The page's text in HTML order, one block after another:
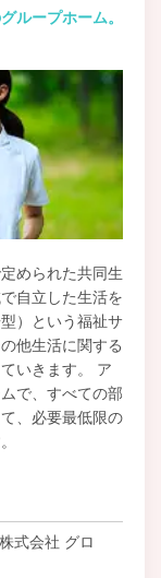
ループホーム。
められた共同生
自立した生活を
）という福祉サ
他生活に関する
いきます。 ア
で、すべての部
、必要最低限の
式会社 グロ